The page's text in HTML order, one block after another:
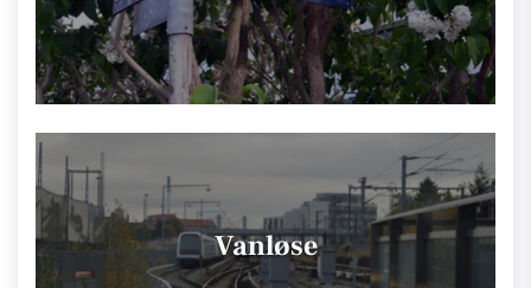
Vanløse